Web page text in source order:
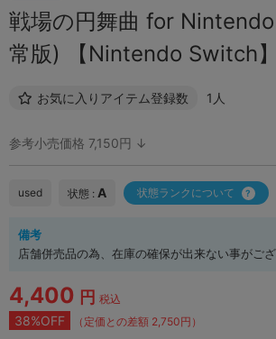
戦場の円舞曲 for
常版) 【Nintendo Switch】
お気に入りアイテム登録数 1人
参考小売価格 7,150円 ↓
used 状態 : A 状態ランクについて
備考
店舗併売品の為、在庫の確保が出来ない事がござ
4,400 円 税込
38%OFF （定価との差額 2,750円）